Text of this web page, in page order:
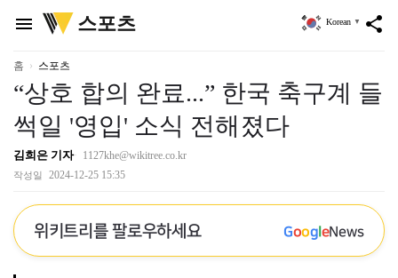
menu
위
키
스포츠 share
Korean ▼
홈 스포츠
“상호 합의 완료...” 한국 축구계 들
썩일 '영입' 소식 전해졌다
김희은 기자 1127khe@wikitree.co.kr
작성일 2024-12-25 15:35
위키트리를 팔로우하세요 GoogleNews